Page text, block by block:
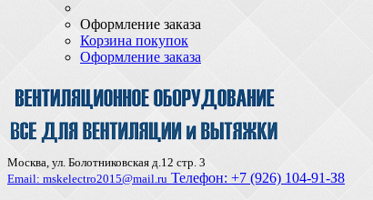
Оформление заказа
Корзина покупок
Оформление заказа
Москва, ул. Болотниковская д.12 стр. 3
Email: mskelectro2015@mail.ru Телефон: +7 (926) 104-91-З8